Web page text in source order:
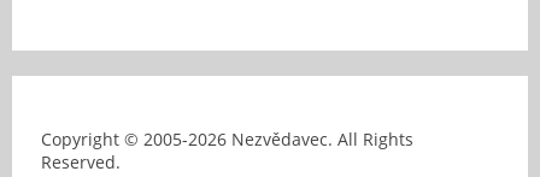
Copyright © 2005-2026 Nezvědavec. All Rights
Reserved.